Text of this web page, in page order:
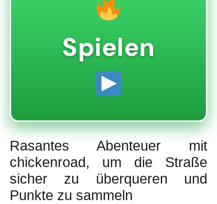
Spielen
Rasantes Abenteuer mit
chickenroad, um die Straße
sicher zu überqueren und
Punkte zu sammeln